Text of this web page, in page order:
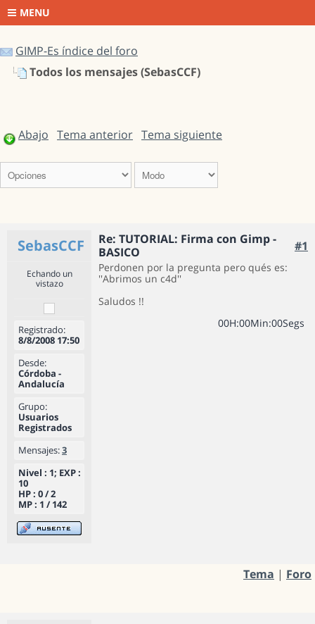
MENU
GIMP-Es índice del foro
Todos los mensajes (SebasCCF)
Abajo Tema anterior Tema siguiente
SebasCCF
Re: TUTORIAL: Firma con Gimp -
BASICO
#1
Echando un
vistazo
Registrado:
8/8/2008 17:50
Desde:
Córdoba -
Andalucía
Grupo:
Usuarios
Registrados
Mensajes:3
Nivel : 1; EXP :
10
HP : 0 / 2
MP : 1 / 142
Perdonen por la pregunta pero qués es:
''Abrimos un c4d''
Saludos !!
00H:00Min:00Segs
Tema | Foro